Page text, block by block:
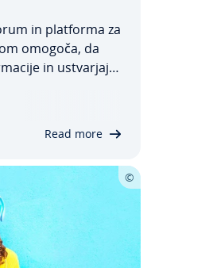
in platforma za
omogoča, da
in ustvar­ja­jo
Read more